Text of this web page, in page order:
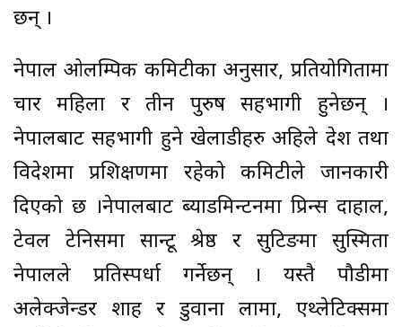
छन् ।
नेपाल ओलम्पिक कमिटीका अनुसार, प्रतियोगितामा
चार महिला र तीन पुरुष सहभागी हुनेछन् ।
नेपालबाट सहभागी हुने खेलाडीहरु अहिले देश तथा
विदेशमा प्रशिक्षणमा रहेको कमिटीले जानकारी
दिएको छ ।नेपालबाट ब्याडमिन्टनमा प्रिन्स दाहाल,
टेवल टेनिसमा सान्टू श्रेष्ठ र सुटिङमा सुस्मिता
नेपालले प्रतिस्पर्धा गर्नेछन् । यस्तै पौडीमा
अलेक्जेन्डर शाह र डुवाना लामा, एथ्लेटिक्समा